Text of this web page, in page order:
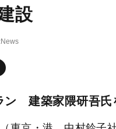
設
ン 建築家隈研吾氏